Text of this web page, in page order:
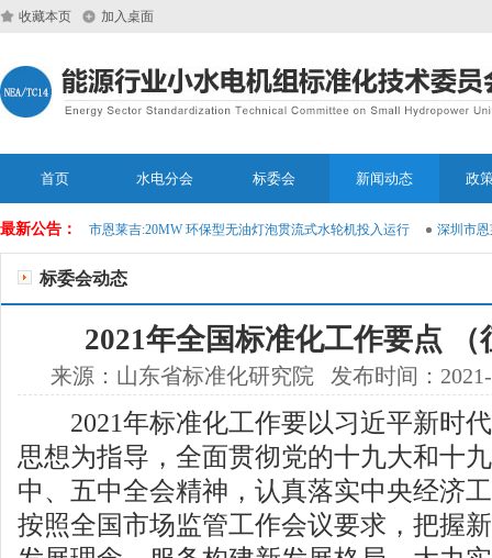
收藏本页 加入桌面
首页 水电分会 标委会 新闻动态 政
最新公告：
深圳市恩莱吉:20MW 环保型无油灯泡贯流式水轮机投入运行 深圳市恩莱吉
标委会动态
2021年全国标准化工作要点
来源：山东省标准化研究院 发布时间：
2021年标准化工作要以习近平新时代
思想为指导，全面贯彻党的十九大和十
中、五中全会精神，认真落实中央经济
按照全国市场监管工作会议要求，把握